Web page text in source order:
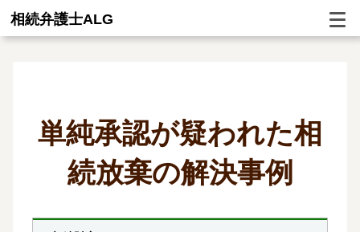
相続弁護士ALG
単純承認が疑われた相
続放棄の解決事例